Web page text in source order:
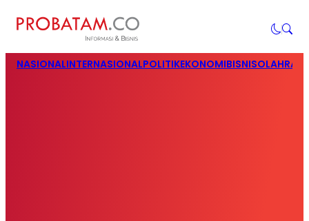
NASIONALINTERNASIONALPOLITIKEKONOMIBISNIS